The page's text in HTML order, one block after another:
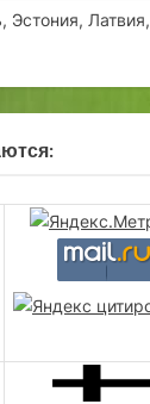
Эстония, Латвия,